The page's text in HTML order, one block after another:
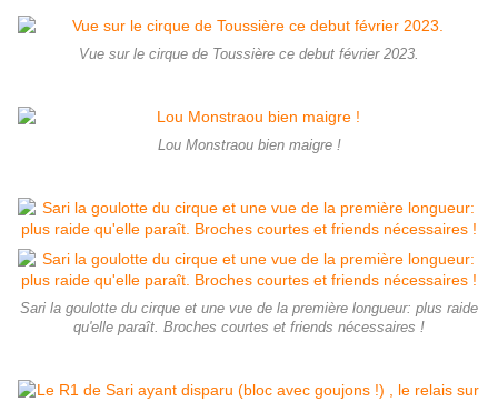
Vue sur le cirque de Toussière ce debut février 2023.
Lou Monstraou bien maigre !
Sari la goulotte du cirque et une vue de la première longueur: plus raide
qu'elle paraît. Broches courtes et friends nécessaires !